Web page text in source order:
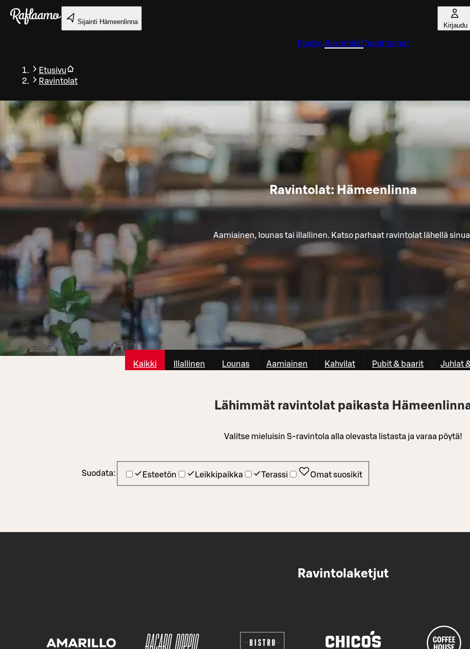
Siirry pääsisältöön
Sijainti Hämeenlinna Kirjaudu
Etusivu RavintolatTapahtumat
Etusivu
Ravintolat
Ravintolat: Hämeenlinna
Aamiainen, lounas tai illallinen. Katso parhaat ravintolat lähellä
Kaikki Illallinen Lounas Aamiainen Kahvilat Pubit & baarit Juhlat
Lähimmät ravintolat paikasta
Valitse mieluisin S-ravintola alla olevasta listasta ja varaa pöytä!
Suodata: Esteetön Leikkipaikka Terassi Omat suosikit
Ravintolaketjut